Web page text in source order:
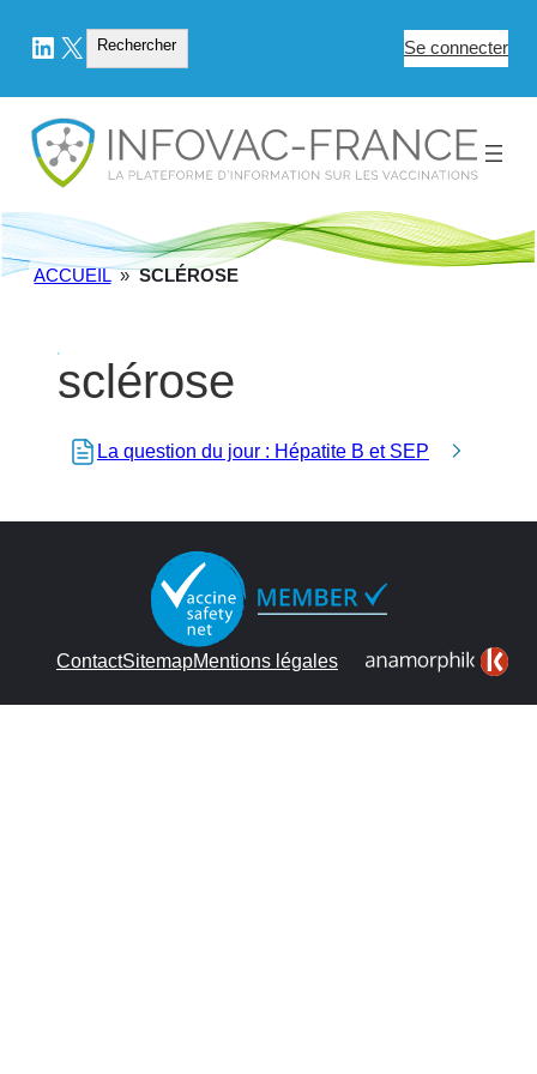
LinkedIn
X Rechercher
Rechercher Se connecter
ACCUEIL » SCLÉROSE
sclérose
La question du jour : Hépatite B et SEP
ContactSitemapMentions légales